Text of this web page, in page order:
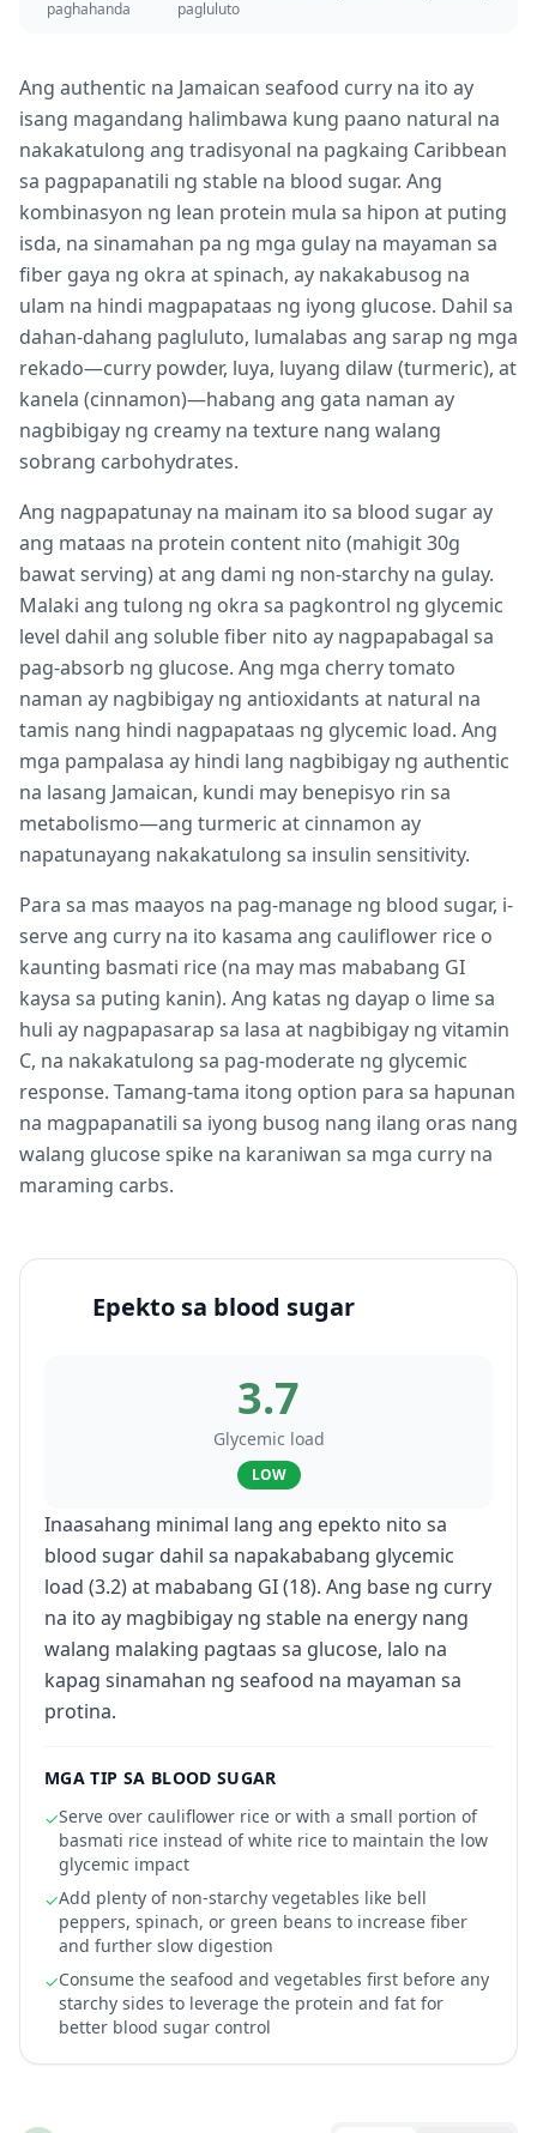
paghahanda
pagluluto
Ang authentic na Jamaican seafood curry na ito ay
isang magandang halimbawa kung paano natural na
nakakatulong ang tradisyonal na pagkaing Caribbean
sa pagpapanatili ng stable na blood sugar. Ang
kombinasyon ng lean protein mula sa hipon at puting
isda, na sinamahan pa ng mga gulay na mayaman sa
fiber gaya ng okra at spinach, ay nakakabusog na
ulam na hindi magpapataas ng iyong glucose. Dahil sa
dahan-dahang pagluluto, lumalabas ang sarap ng mga
rekado—curry powder, luya, luyang dilaw (turmeric), at
kanela (cinnamon)—habang ang gata naman ay
nagbibigay ng creamy na texture nang walang
sobrang carbohydrates.
Ang nagpapatunay na mainam ito sa blood sugar ay
ang mataas na protein content nito (mahigit 30g
bawat serving) at ang dami ng non-starchy na gulay.
Malaki ang tulong ng okra sa pagkontrol ng glycemic
level dahil ang soluble fiber nito ay nagpapabagal sa
pag-absorb ng glucose. Ang mga cherry tomato
naman ay nagbibigay ng antioxidants at natural na
tamis nang hindi nagpapataas ng glycemic load. Ang
mga pampalasa ay hindi lang nagbibigay ng authentic
na lasang Jamaican, kundi may benepisyo rin sa
metabolismo—ang turmeric at cinnamon ay
napatunayang nakakatulong sa insulin sensitivity.
Para sa mas maayos na pag-manage ng blood sugar, i-
serve ang curry na ito kasama ang cauliflower rice o
kaunting basmati rice (na may mas mababang GI
kaysa sa puting kanin). Ang katas ng dayap o lime sa
huli ay nagpapasarap sa lasa at nagbibigay ng vitamin
C, na nakakatulong sa pag-moderate ng glycemic
response. Tamang-tama itong option para sa hapunan
na magpapanatili sa iyong busog nang ilang oras nang
walang glucose spike na karaniwan sa mga curry na
maraming carbs.
Epekto sa blood sugar
3.7
Glycemic load
LOW
Inaasahang minimal lang ang epekto nito sa
blood sugar dahil sa napakababang glycemic
load (3.2) at mababang GI (18). Ang base ng curry
na ito ay magbibigay ng stable na energy nang
walang malaking pagtaas sa glucose, lalo na
kapag sinamahan ng seafood na mayaman sa
protina.
MGA TIP SA BLOOD SUGAR
✓Serve over cauliflower rice or with a small portion of
basmati rice instead of white rice to maintain the low
glycemic impact
✓Add plenty of non-starchy vegetables like bell
peppers, spinach, or green beans to increase fiber
and further slow digestion
✓Consume the seafood and vegetables first before any
starchy sides to leverage the protein and fat for
better blood sugar control